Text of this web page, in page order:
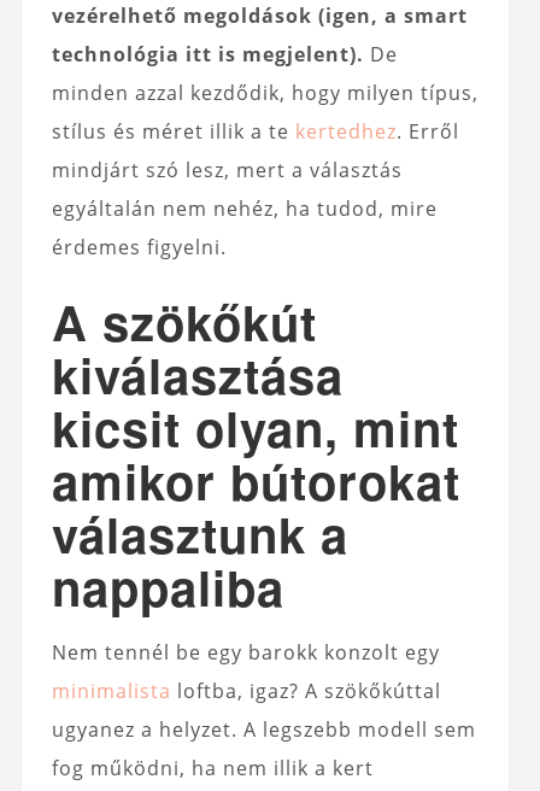
vezérelhető megoldások (igen, a smart
technológia itt is megjelent). De
minden azzal kezdődik, hogy milyen típus,
stílus és méret illik a te kertedhez. Erről
mindjárt szó lesz, mert a választás
egyáltalán nem nehéz, ha tudod, mire
érdemes figyelni.
A szökőkút
kiválasztása
kicsit olyan, mint
amikor bútorokat
választunk a
nappaliba
Nem tennél be egy barokk konzolt egy
minimalista loftba, igaz? A szökőkúttal
ugyanez a helyzet. A legszebb modell sem
fog működni, ha nem illik a kert